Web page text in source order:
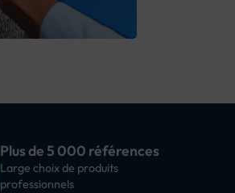
Plus de 5 000 références
Large choix de produits
professionnels